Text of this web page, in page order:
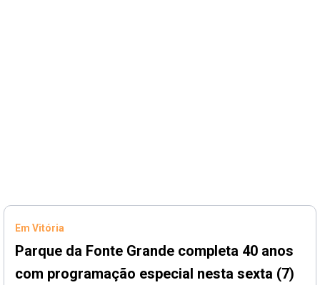
Em Vitória
Parque da Fonte Grande completa 40 anos
com programação especial nesta sexta (7)